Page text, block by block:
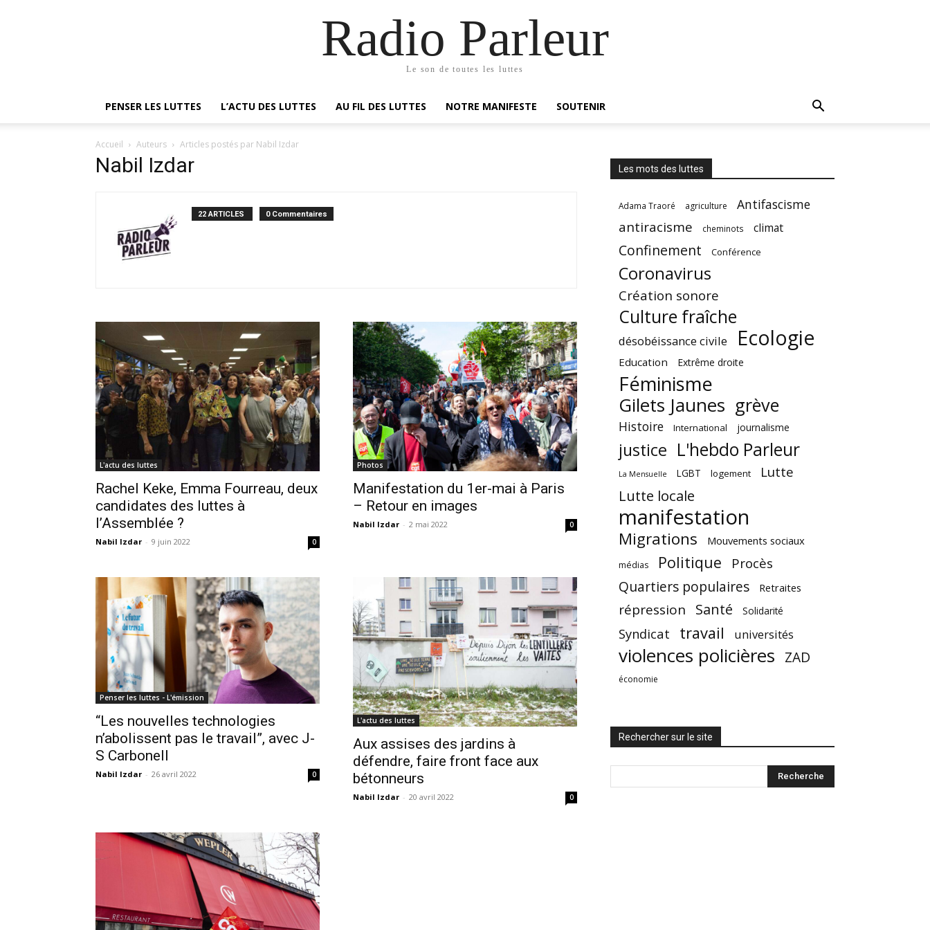
Radio Parleur
Le son de toutes les luttes
PENSER LES LUTTES L’ACTU DES LUTTES AU FIL DES LUTTES NOTRE MANIFESTE SOUTENIR
Accueil Auteurs Articles postés par Nabil Izdar
Nabil Izdar
22 ARTICLES 0 Commentaires
L'actu des luttes
Rachel Keke, Emma Fourreau, deux
candidates des luttes à
l’Assemblée ?
Nabil Izdar - 9 juin 2022 0
Photos
Manifestation du 1er-mai à Paris
– Retour en images
Nabil Izdar - 2 mai 2022 0
Penser les luttes - L'émission
“Les nouvelles technologies
n’abolissent pas le travail”, avec J-
S Carbonell
Nabil Izdar - 26 avril 2022 0
L'actu des luttes
Aux assises des jardins à
défendre, faire front face aux
bétonneurs
Nabil Izdar - 20 avril 2022 0
Les mots des luttes
Adama Traoré agriculture Antifascisme
antiracisme cheminots climat
Confinement Conférence
Coronavirus
Création sonore
Culture fraîche
désobéissance civile Ecologie
Education Extrême droite
Féminisme
Gilets Jaunes grève
Histoire International journalisme
justice L'hebdo Parleur
La Mensuelle LGBT logement Lutte
Lutte locale
manifestation
Migrations Mouvements sociaux
médias Politique Procès
Quartiers populaires Retraites
répression Santé Solidarité
Syndicat travail universités
violences policières ZAD
économie
Rechercher sur le site